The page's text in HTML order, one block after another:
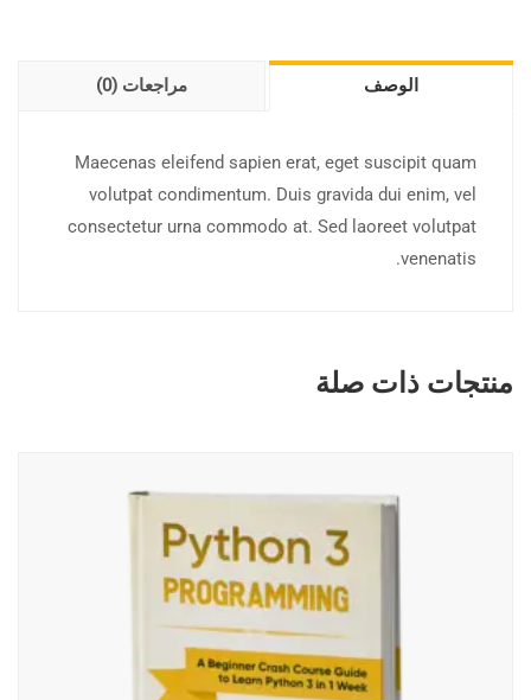
الوصف مراجعات (0)
Maecenas eleifend sapien erat, eget suscipit quam
volutpat condimentum. Duis gravida dui enim, vel
consectetur urna commodo at. Sed laoreet volutpat
venenatis.
منتجات ذات صلة